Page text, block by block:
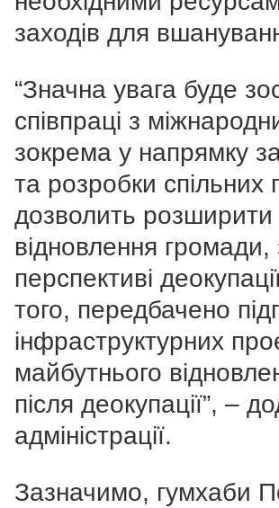
заходів для
“Значна увага буде
співпраці з
зокрема у напрямку
та розробки спільних
дозволить
відновлення
перспективі
того, передбачено
інфраструктурних
майбутнього
після деокупації”, –
адміністрації.
Зазначимо, гумхаби